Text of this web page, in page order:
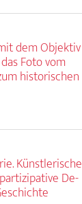
dem Objektiv
Foto vom
historischen
Künstlerische
De-